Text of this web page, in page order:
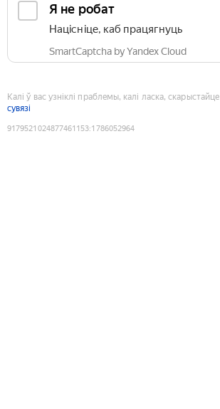
Я не робат
Націсніце, каб працягнуць
SmartCaptcha by Yandex Cloud
Калі ў вас узніклі праблемы, калі ласка, скарыстайце
сувязі
9179521024877461153:1786052964